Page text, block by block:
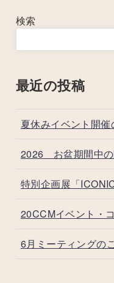
検索
最近の投稿
夏休みイベント開催
2026 お盆期間中の
特別企画展「
20CCMイベント・
6月ミーティングの